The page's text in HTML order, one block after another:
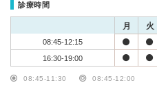
診療時間
月 火
08:45-12:15
16:30-19:00
08:45-11:30 08:45-12:00